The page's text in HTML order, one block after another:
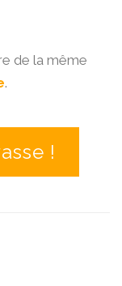
de la même
.
!